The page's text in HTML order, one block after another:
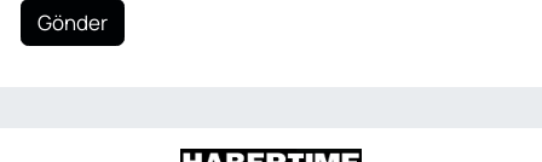
Gönder